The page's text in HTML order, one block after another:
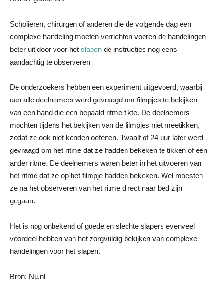
Scholieren, chirurgen of anderen die de volgende dag een
complexe handeling moeten verrichten voeren de handelingen
beter uit door voor het slapen de instructies nog eens
aandachtig te observeren.
De onderzoekers hebben een experiment uitgevoerd, waarbij
aan alle deelnemers werd gevraagd om filmpjes te bekijken
van een hand die een bepaald ritme tikte. De deelnemers
mochten tijdens het bekijken van de filmpjes niet meetikken,
zodat ze ook niet konden oefenen. Twaalf of 24 uur later werd
gevraagd om het ritme dat ze hadden bekeken te tikken of een
ander ritme. De deelnemers waren beter in het uitvoeren van
het ritme dat ze op het filmpje hadden bekeken. Wel moesten
ze na het observeren van het ritme direct naar bed zijn
gegaan.
Het is nog onbekend of goede en slechte slapers evenveel
voordeel hebben van het zorgvuldig bekijken van complexe
handelingen voor het slapen.
Bron: Nu.nl